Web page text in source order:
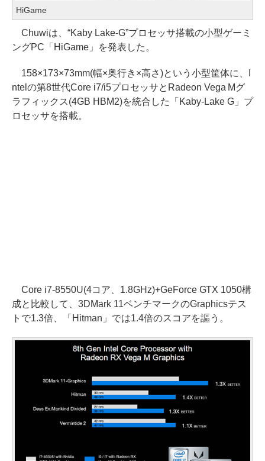
HiGame
Chuwiは、“Kaby Lake-G”プロセッサ搭載の小型ゲーミ
ングPC「HiGame」を発表した。
158×173×73mm(幅×奥行き×高さ)という小型筐体に、I
ntelの第8世代Core i7/i5プロセッサとRadeon Vega Mグ
ラフィックス(4GB HBM2)を統合した「Kaby-Lake G」プ
ロセッサを搭載。
Core i7-8550U(4コア、1.8GHz)+GeForce GTX 1050構
成と比較して、3DMark 11ベンチマークのGraphicsテス
トで1.3倍、「Hitman」では1.4倍のスコアを謳う。